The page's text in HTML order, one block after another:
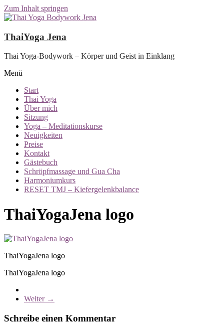
Zum Inhalt springen
ThaiYoga Jena
Thai Yoga-Bodywork – Körper und Geist in Einklang
Menü
Start
Thai Yoga
Über mich
Sitzung
Yoga – Meditationskurse
Neuigkeiten
Preise
Kontakt
Gästebuch
Schröpfmassage und Gua Cha
Harmoniumkurs
RESET TMJ – Kiefergelenkbalance
ThaiYogaJena logo
ThaiYogaJena logo
ThaiYogaJena logo
Weiter →
Schreibe einen Kommentar